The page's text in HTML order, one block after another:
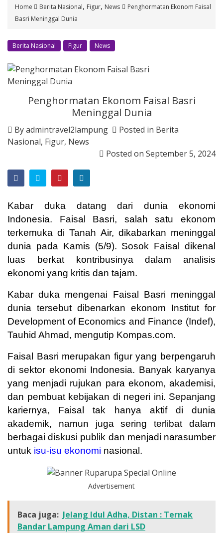
Home Berita Nasional, Figur, News
Penghormatan Ekonom Faisal
Basri Meninggal Dunia
Berita Nasional Figur News
Penghormatan Ekonom Faisal Basri
Meninggal Dunia
Byadmintravel2lampung Posted in Berita
Nasional, Figur, News
Posted on September 5, 2024
Kabar duka datang dari dunia ekonomi
Indonesia. Faisal Basri, salah satu ekonom
terkemuka di Tanah Air, dikabarkan meninggal
dunia pada Kamis (5/9). Sosok Faisal dikenal
luas berkat kontribusinya dalam analisis
ekonomi yang kritis dan tajam.
Kabar duka mengenai Faisal Basri meninggal
dunia tersebut dibenarkan ekonom Institut for
Development of Economics and Finance (Indef),
Tauhid Ahmad, mengutip Kompas.com.
Faisal Basri merupakan figur yang berpengaruh
di sektor ekonomi Indonesia. Banyak karyanya
yang menjadi rujukan para ekonom, akademisi,
dan pembuat kebijakan di negeri ini. Sepanjang
kariernya, Faisal tak hanya aktif di dunia
akademik, namun juga sering terlibat dalam
berbagai diskusi publik dan menjadi narasumber
untuk isu-isu ekonomi nasional.
Advertisement
Baca juga: Jelang Idul Adha, Distan : Ternak
Bandar Lampung Aman dari LSD